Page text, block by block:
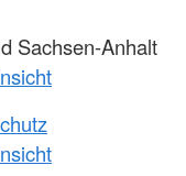
Sachsen-Anhalt